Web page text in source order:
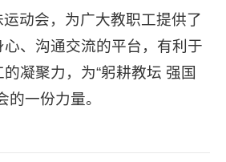
动会，为广大教职工提供了
、沟通交流的平台，有利于
凝聚力，为“躬耕教坛 强国
的一份力量。